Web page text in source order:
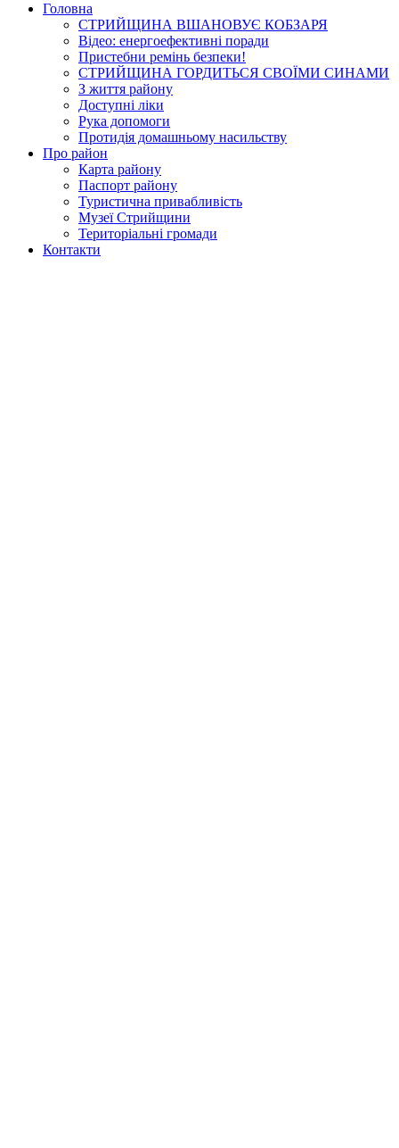
Головна
СТРИЙЩИНА ВШАНОВУЄ КОБЗАРЯ
Відео: енергоефективні поради
Пристебни ремінь безпеки!
СТРИЙЩИНА ГОРДИТЬСЯ СВОЇМИ СИНАМИ
З життя району
Доступні ліки
Рука допомоги
Протидія домашньому насильству
Про район
Карта району
Паспорт району
Туристична привабливість
Музеї Стрийщини
Територіальні громади
Контакти